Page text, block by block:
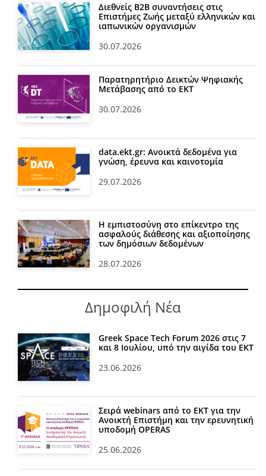
Διεθνείς Β2Β συναντήσεις στις
Επιστήμες Ζωής μεταξύ ελληνικών και
ιαπωνικών οργανισμών
30.07.2026
Παρατηρητήριο Δεικτών Ψηφιακής
Μετάβασης από το ΕΚΤ
30.07.2026
data.ekt.gr: Ανοικτά δεδομένα για
γνώση, έρευνα και καινοτομία
29.07.2026
Η εμπιστοσύνη στο επίκεντρο της
ασφαλούς διάθεσης και αξιοποίησης
των δημόσιων δεδομένων
28.07.2026
Δημοφιλή Νέα
Greek Space Tech Forum 2026 στις 7
και 8 Ιουλίου, υπό την αιγίδα του ΕΚΤ
23.06.2026
Σειρά webinars από το ΕΚΤ για την
Ανοικτή Επιστήμη και την ερευνητική
υποδομή OPERAS
25.06.2026